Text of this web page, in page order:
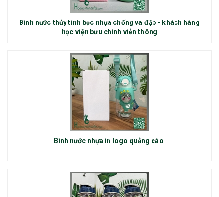
Bình nước thủy tinh bọc nhựa chống va đập - khách hàng
học viện bưu chính viễn thông
Bình nước nhựa in logo quảng cáo